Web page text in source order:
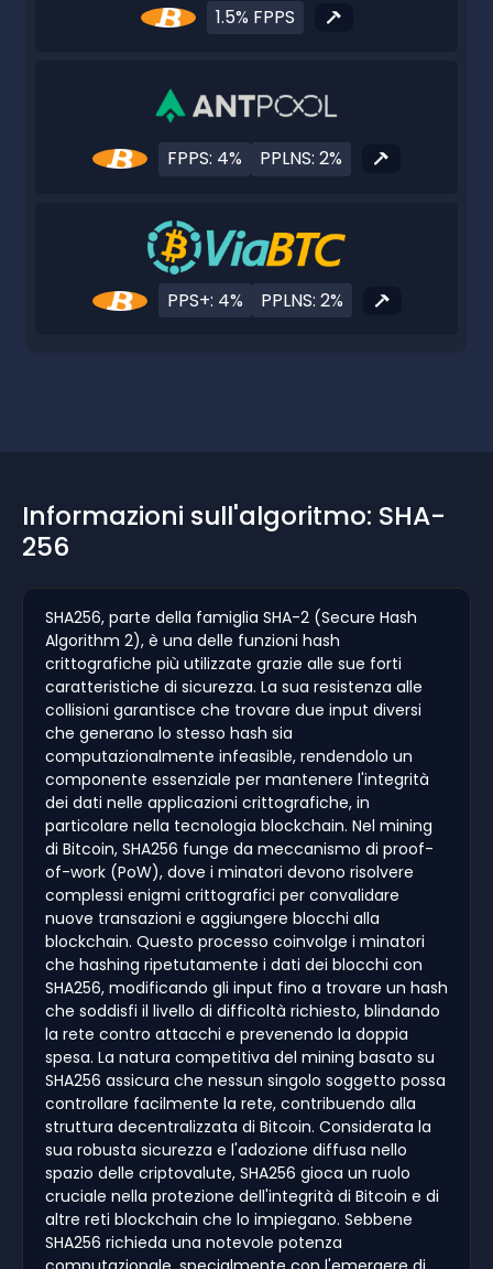
1.5% FPPS
FPPS: 4% PPLNS: 2%
PPS+: 4% PPLNS: 2%
Informazioni sull'algoritmo: SHA-
256
SHA256, parte della famiglia SHA-2 (Secure Hash
Algorithm 2), è una delle funzioni hash
crittografiche più utilizzate grazie alle sue forti
caratteristiche di sicurezza. La sua resistenza alle
collisioni garantisce che trovare due input diversi
che generano lo stesso hash sia
computazionalmente infeasible, rendendolo un
componente essenziale per mantenere l'integrità
dei dati nelle applicazioni crittografiche, in
particolare nella tecnologia blockchain. Nel mining
di Bitcoin, SHA256 funge da meccanismo di proof-
of-work (PoW), dove i minatori devono risolvere
complessi enigmi crittografici per convalidare
nuove transazioni e aggiungere blocchi alla
blockchain. Questo processo coinvolge i minatori
che hashing ripetutamente i dati dei blocchi con
SHA256, modificando gli input fino a trovare un hash
che soddisfi il livello di difficoltà richiesto, blindando
la rete contro attacchi e prevenendo la doppia
spesa. La natura competitiva del mining basato su
SHA256 assicura che nessun singolo soggetto possa
controllare facilmente la rete, contribuendo alla
struttura decentralizzata di Bitcoin. Considerata la
sua robusta sicurezza e l'adozione diffusa nello
spazio delle criptovalute, SHA256 gioca un ruolo
cruciale nella protezione dell'integrità di Bitcoin e di
altre reti blockchain che lo impiegano. Sebbene
SHA256 richieda una notevole potenza